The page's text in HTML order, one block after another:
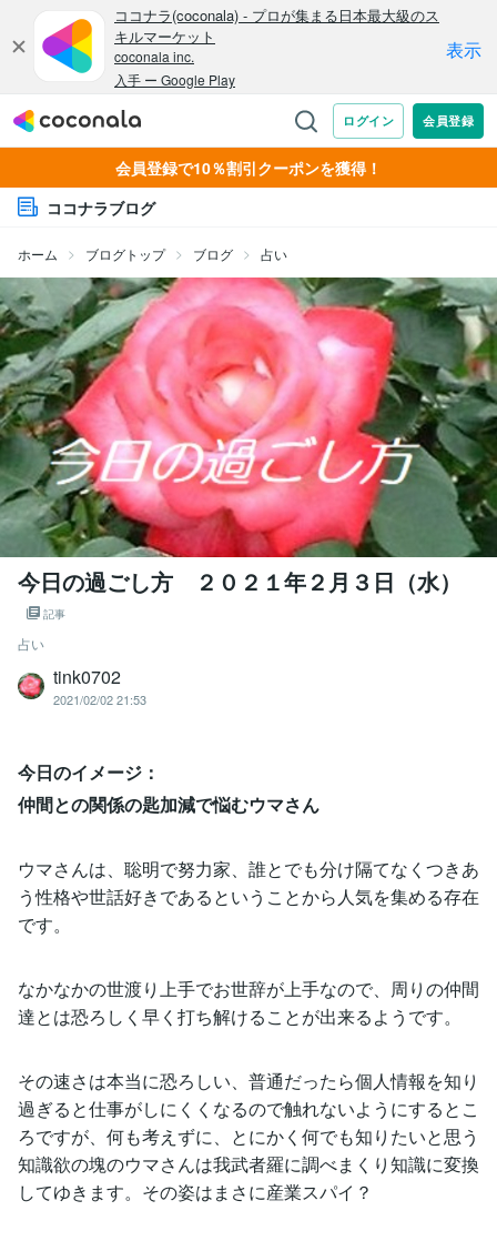
会員登録で10％割引クーポンを獲得！
ココナラブログ
ホーム ブログトップ ブログ 占い
今日の過ごし方 ２０２１年２月３日（水）
記事
占い
tink0702
2021/02/02 21:53
今日のイメージ：
仲間との関係の匙加減で悩むウマさん
ウマさんは、聡明で努力家、誰とでも分け隔てなくつきあ
う性格や世話好きであるということから人気を集める存在
です。
なかなかの世渡り上手でお世辞が上手なので、周りの仲間
達とは恐ろしく早く打ち解けることが出来るようです。
その速さは本当に恐ろしい、普通だったら個人情報を知り
過ぎると仕事がしにくくなるので触れないようにするとこ
ろですが、何も考えずに、とにかく何でも知りたいと思う
知識欲の塊のウマさんは我武者羅に調べまくり知識に変換
してゆきます。その姿はまさに産業スパイ？